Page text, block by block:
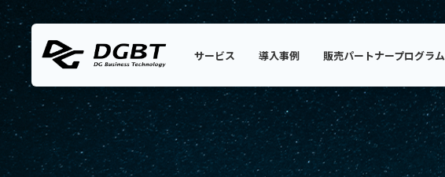
サービス 導入事例 販売パートナープログラム